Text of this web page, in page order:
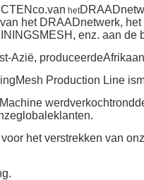
het
het DRAADnetwerk,
enz. aan de
Azië,
Production Line
het verstrekken van